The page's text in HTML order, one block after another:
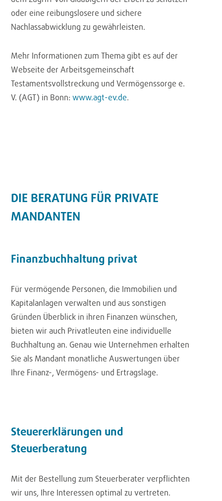
oder eine reibungslosere und sichere
Nachlassabwicklung zu gewährleisten.
Mehr Informationen zum Thema gibt es auf der
Webseite der Arbeitsgemeinschaft
Testamentsvollstreckung und Vermögenssorge e.
V. (AGT) in Bonn:www.agt-ev.de.
DIE BERATUNG FÜR PRIVATE
MANDANTEN
Finanzbuchhaltung privat
Für vermögende Personen, die Immobilien und
Kapitalanlagen verwalten und aus sonstigen
Gründen Überblick in ihren Finanzen wünschen,
bieten wir auch Privatleuten eine individuelle
Buchhaltung an. Genau wie Unternehmen erhalten
Sie als Mandant monatliche Auswertungen über
Ihre Finanz-, Vermögens- und Ertragslage.
Steuererklärungen und
Steuerberatung
Mit der Bestellung zum Steuerberater verpflichten
wir uns, Ihre Interessen optimal zu vertreten.